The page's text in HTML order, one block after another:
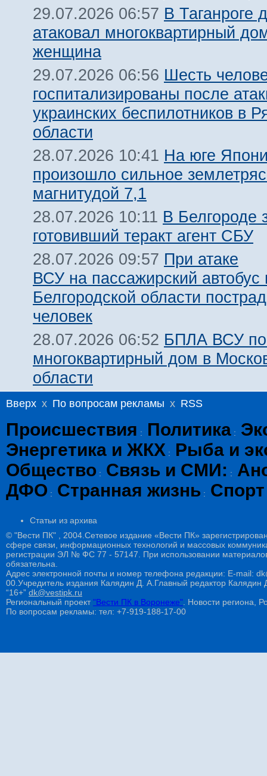
29.07.2026 06:57 В Таганроге
атаковал многоквартирный
женщина
29.07.2026 06:56 Шесть
госпитализированы после
украинских беспилотников в
области
28.07.2026 10:41 На юге
произошло сильное
магнитудой 7,1
28.07.2026 10:11 В Белгороде
готовивший теракт агент СБУ
28.07.2026 09:57 При атаке
ВСУ на пассажирский автобус
Белгородской области
человек
28.07.2026 06:52 БПЛА ВСУ
многоквартирный дом в
области
Вверх x По вопросам рекламы x RSS
Происшествия : Политика :
Энергетика и ЖКХ :
Рыба и
Общество : Связь и СМИ: :
ДФО : Странная жизнь : Спорт
Статьи из архива
© "Вести ПК" , 2004.Сетевое издание «Вести ПК»
сфере связи, информационных технологий и массовых
регистрации ЭЛ № ФС 77 - 57147. При использовании
обязательна.
Адрес электронной почты и номер телефона редакции: E-mail:
00.Учредитель издания Калядин Д. А.Главный редактор
“16+” dk@vestipk.ru
Региональный проект"Вести ПК в Воронеже" . Новости региона,
По вопросам рекламы: тел: +7-919-188-17-00